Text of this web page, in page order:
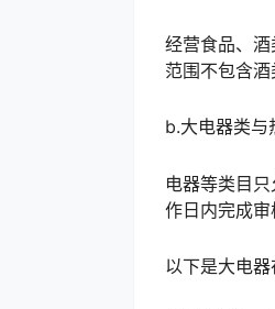
经营食品、
范围不包含
b.大电器类与
电器等类目
作日内完成
以下是大电器